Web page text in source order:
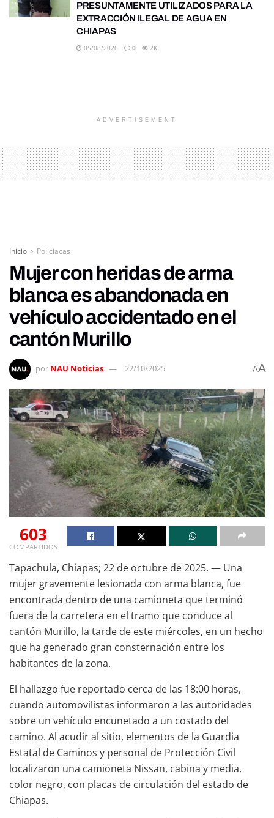
PRESUNTAMENTE UTILIZADOS PARA LA
EXTRACCIÓN ILEGAL DE AGUA EN
CHIAPAS
05/08/2026 0 2K
ADVERTISEMENT
Inicio Policiacas
Mujer con heridas de arma
blanca es abandonada en
vehículo accidentado en el
cantón Murillo
por NAU Noticias 22/10/2025 AA
603
COMPARTIDOS
Tapachula, Chiapas; 22 de octubre de 2025. — Una
mujer gravemente lesionada con arma blanca, fue
encontrada dentro de una camioneta que terminó
fuera de la carretera en el tramo que conduce al
cantón Murillo, la tarde de este miércoles, en un hecho
que ha generado gran consternación entre los
habitantes de la zona.
El hallazgo fue reportado cerca de las 18:00 horas,
cuando automovilistas informaron a las autoridades
sobre un vehículo encunetado a un costado del
camino. Al acudir al sitio, elementos de la Guardia
Estatal de Caminos y personal de Protección Civil
localizaron una camioneta Nissan, cabina y media,
color negro, con placas de circulación del estado de
Chiapas.